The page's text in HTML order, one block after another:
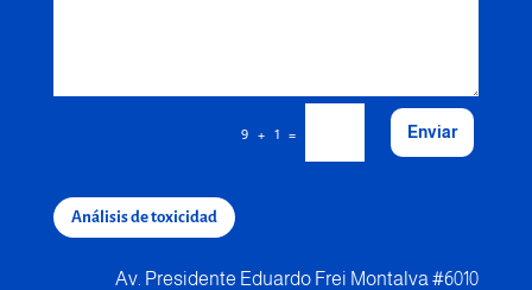
9 + 1 = Enviar
Análisis de toxicidad
Av. Presidente Eduardo Frei Montalva #6010